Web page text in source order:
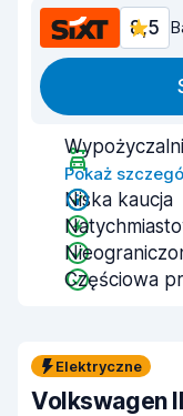
8,5
Pokaż
Niska kaucja
Częściowa
Elektryczne
Volkswagen